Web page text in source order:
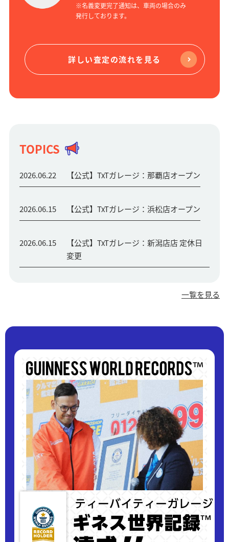
※名義変更完了通知は、車両の場合のみ
発行しております。
詳しい査定の流れを見る
TOPICS
2026.06.22 【公式】TxTガレージ：那覇店オープン
2026.06.15 【公式】TxTガレージ：浜松店オープン
2026.06.15
【公式】TxTガレージ：新潟店店 定休日
変更
一覧を見る